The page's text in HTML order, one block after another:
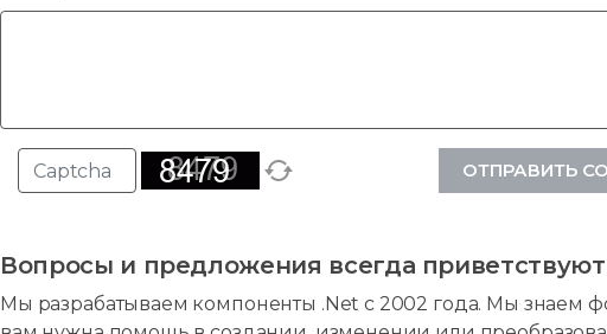
ОТПРАВИТЬ
Вопросы и предложения всегда
Мы разрабатываем компоненты .Net с 2002 года. Мы знаем